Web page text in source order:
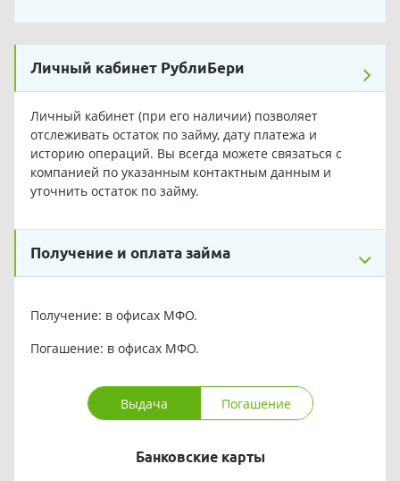
Личный кабинет РублиБери
Личный кабинет (при его наличии) позволяет
отслеживать остаток по займу, дату платежа и
историю операций. Вы всегда можете связаться с
компанией по указанным контактным данным и
уточнить остаток по займу.
Получение и оплата займа
Получение: в офисах МФО.
Погашение: в офисах МФО.
Выдача Погашение
Банковские карты